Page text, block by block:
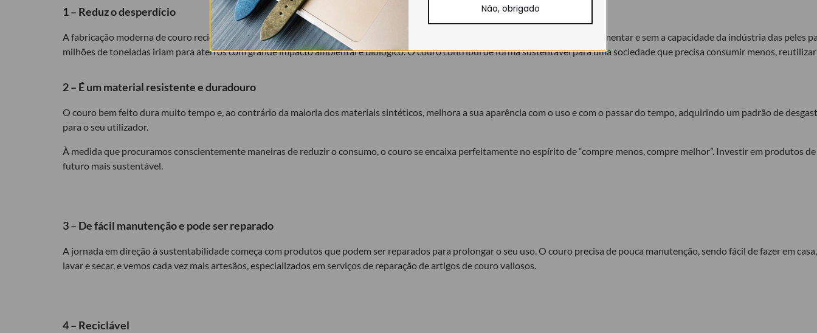
1 – Reduz o desperdício
A fabricação moderna de couro recicla mais de 270 milhões de couros bovinos a cada ano. Estes são um subproduto da indústria alimentar e sem a capacidade da indústria das peles
milhões de toneladas iriam para aterros com grande impacto ambiental e biológico. O couro contribui de forma sustentável para uma sociedade que precisa consumir menos,
2 – É um material resistente e duradouro
O couro bem feito dura muito tempo e, ao contrário da maioria dos materiais sintéticos, melhora a sua aparência com o uso e com o passar do tempo, adquirindo um padrão de
para o seu utilizador.
À medida que procuramos conscientemente maneiras de reduzir o consumo, o couro se encaixa perfeitamente no espírito de “compre menos, compre melhor”. Investir em produtos
futuro mais sustentável.
3 – De fácil manutenção e pode ser reparado
A jornada em direção à sustentabilidade começa com produtos que podem ser reparados para prolongar o seu uso. O couro precisa de pouca manutenção, sendo fácil de fazer em
lavar e secar, e vemos cada vez mais artesãos, especializados em serviços de reparação de artigos de couro valiosos.
4 – Reciclável
Não, obrigado